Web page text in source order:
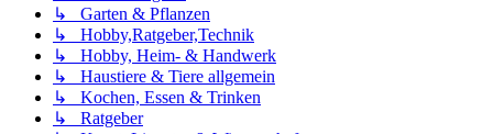
↳ Garten & Pflanzen
↳ Hobby,Ratgeber,Technik
↳ Hobby, Heim- & Handwerk
↳ Haustiere & Tiere allgemein
↳ Kochen, Essen & Trinken
↳ Ratgeber